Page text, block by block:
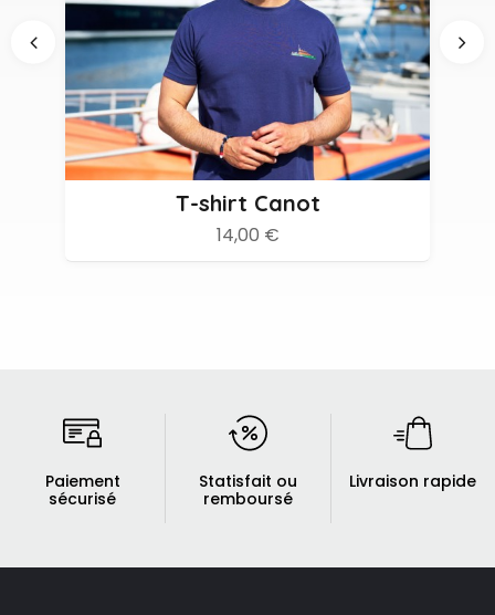
T-shirt Canot
14,00 €
Paiement
sécurisé
Statisfait ou
remboursé
Livraison rapide